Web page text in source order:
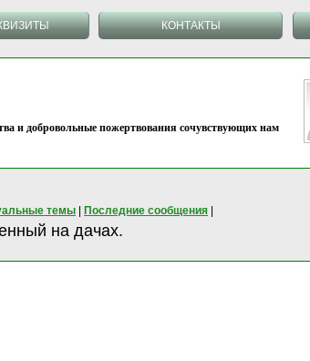
КОНТАКТЫ
и добровольные пожертвования сочувствующих нам
темы Последние сообщения
на дачах.